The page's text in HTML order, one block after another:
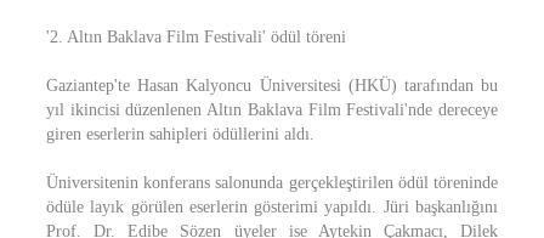
'2. Altın Baklava Film Festivali' ödül töreni
Gaziantep'te Hasan Kalyoncu Üniversitesi (HKÜ) tarafından bu
yıl ikincisi düzenlenen Altın Baklava Film Festivali'nde dereceye
giren eserlerin sahipleri ödüllerini aldı.
Üniversitenin konferans salonunda gerçekleştirilen ödül töreninde
ödüle layık görülen eserlerin gösterimi yapıldı. Jüri başkanlığını
Prof. Dr. Edibe Sözen üyeler ise Aytekin Çakmacı, Dilek